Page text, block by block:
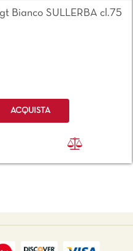
Bianco SULLERBA cl.75
Quantità
ACQUISTA